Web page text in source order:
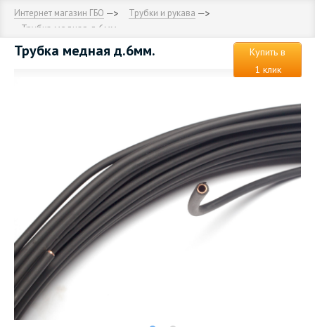
Интернет магазин ГБО Трубки и рукава
Трубка медная д.6мм.
Трубка медная д.6мм.
Купить в
1 клик